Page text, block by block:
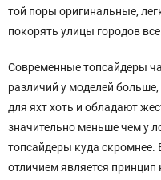
той поры оригинальные,
покорять улицы городов
Современные топсайдеры
различий у моделей
для яхт хоть и обладают
значительно меньше чем у
топсайдеры куда
отличием является